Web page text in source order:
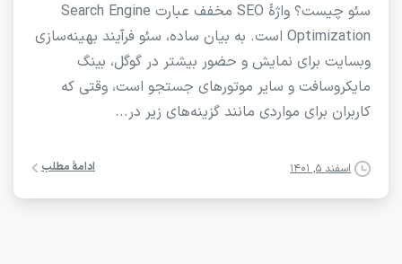
سئو چیست؟ واژۀ SEO مخفف عبارت Search Engine
Optimization است. به بیان ساده، سئو فرآیند بهینه‌سازی
وبسایت برای نمایش و حضور بیشتر در گوگل، بینگ
مایکروسافت و سایر موتورهای جستجو است، وقتی که
کاربران برای مواردی مانند گزینه‌های زیر در...
اسفند ۵, ۱۴۰۱ ادامۀ مطلب